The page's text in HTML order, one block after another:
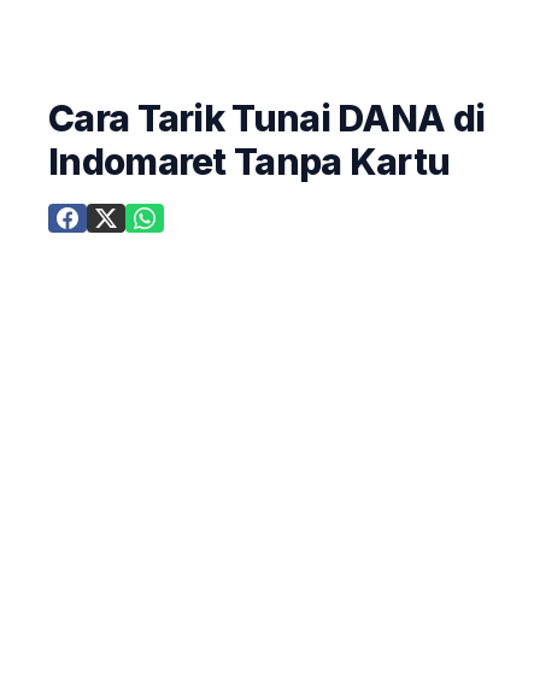
Cara Tarik Tunai DANA di
Indomaret Tanpa Kartu